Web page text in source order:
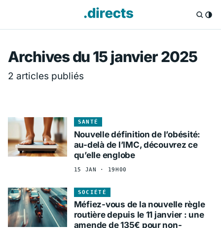
Directs.fr —
Archives du 15 janvier 2025
2 articles publiés
SANTÉ
Nouvelle définition de l’obésité:
au-delà de l’IMC, découvrez ce
qu’elle englobe
15 JAN · 19H00
SOCIÉTÉ
Méfiez-vous de la nouvelle règle
routière depuis le 11 janvier : une
amende de 135€ pour non-